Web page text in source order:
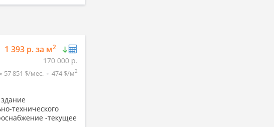
1 393 р. за м2
170 000 р.
57 851 $/мес. 474 $/м2
технического
-текущее